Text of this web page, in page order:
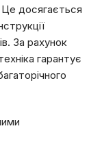
Це досягається
За рахунок
гарантує